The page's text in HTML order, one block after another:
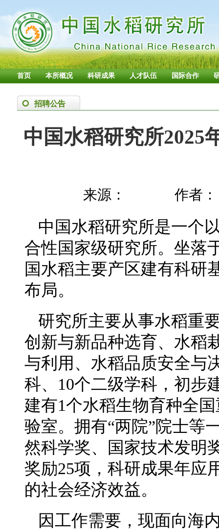
首页 本所概况 科研成果 人才队伍 国际合作
招聘公告
中国水稻研究所2025
来源： 作者：
中国水稻研究所是一个
合性国家级研究所。坐落
国水稻主要产区建有科研
布局。
研究所主要从事水稻重
创新与新品种选育、水稻
与利用、水稻品质安全与
科、10个二级学科，初步
建有1个水稻生物育种全
验室。拥有“两院”院士等
然科学奖、国家技术发明
奖励25项，科研成果年应
的社会经济效益。
因工作需要，现面向海